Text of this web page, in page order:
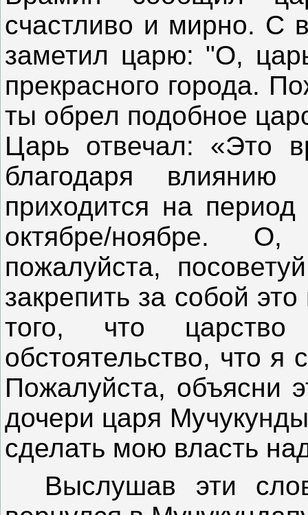
счастливо и мирно. С
заметил царю: "О,
прекрасного города.
ты обрел подобное
Царь отвечал: «Это
благодаря
приходится на
октябре/ноябре.
пожалуйста,
закрепить за собой
того, что
обстоятельство, что
Пожалуйста, объясни
дочери царя
сделать мою власть
Выслушав эти